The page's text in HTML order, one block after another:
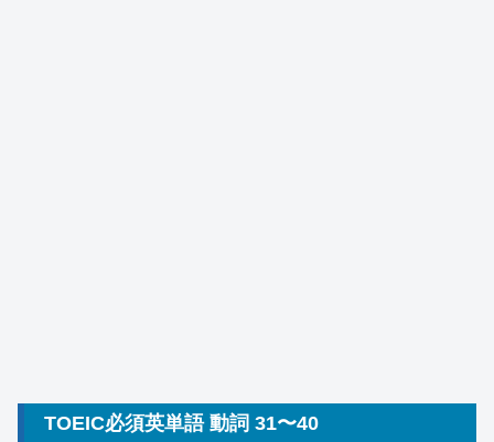
TOEIC必須英単語 動詞 31〜40